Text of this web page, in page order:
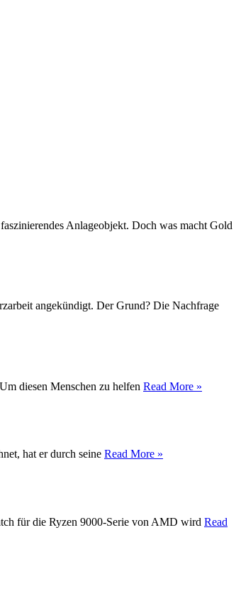
Anlageobjekt. Doch was macht Gold
angekündigt. Der Grund? Die Nachfrage
diesen Menschen zu helfen Read More »
hat er durch seine Read More »
für die Ryzen 9000-Serie von AMD wird Read